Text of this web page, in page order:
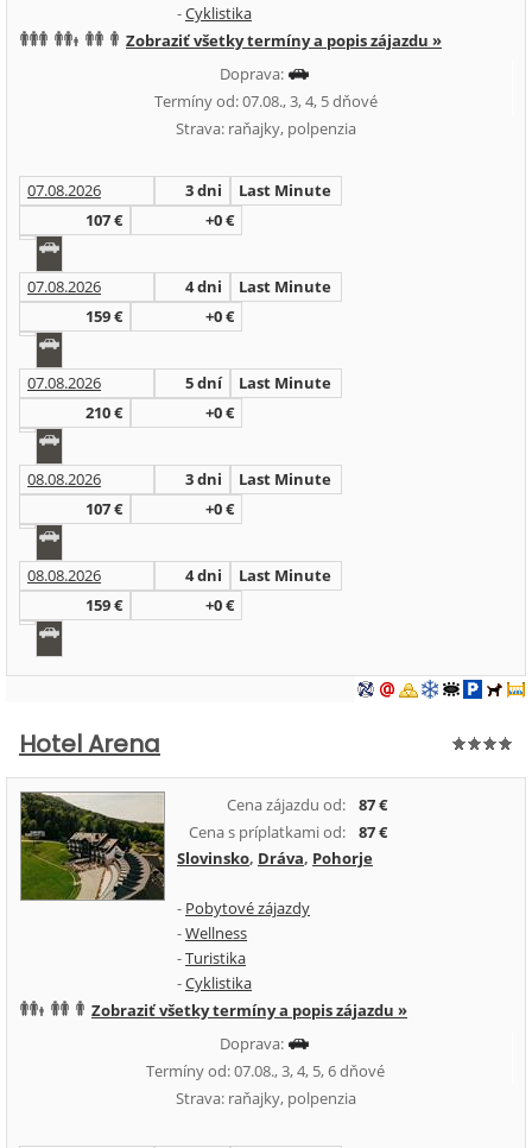
-Cyklistika
Zobraziť všetky termíny a popis zájazdu »
Doprava:
Termíny od: 07.08., 3, 4, 5 dňové
Strava: raňajky, polpenzia
07.08.2026 3 dni
Last Minute
107 €
+0 €
07.08.2026 4 dni
Last Minute
159 €
+0 €
07.08.2026 5 dní
Last Minute
210 €
+0 €
08.08.2026 3 dni
Last Minute
107 €
+0 €
08.08.2026 4 dni
Last Minute
159 €
+0 €
Hotel Arena
Cena zájazdu od:
87 €
Cena s príplatkami od:
87 €
Slovinsko, Dráva, Pohorje
- Pobytové zájazdy
-Wellness
-Turistika
-Cyklistika
Zobraziť všetky termíny a popis zájazdu »
Doprava:
Termíny od: 07.08., 3, 4, 5, 6 dňové
Strava: raňajky, polpenzia